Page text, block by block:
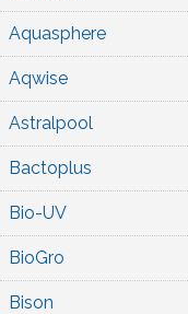
Aquasphere
Aqwise
Astralpool
Bactoplus
Bio-UV
BioGro
Bison